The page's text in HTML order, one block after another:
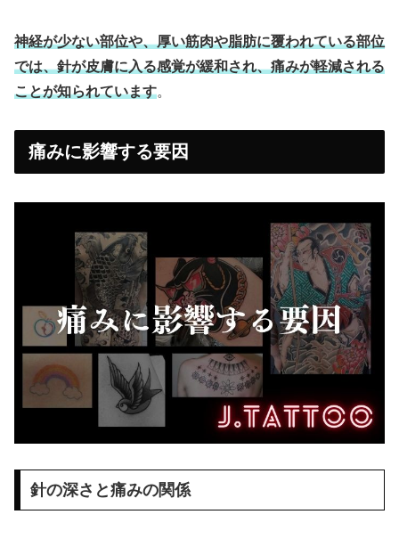
神経が少ない部位や、厚い筋肉や脂肪に覆われている部位
では、針が皮膚に入る感覚が緩和され、痛みが軽減される
ことが知られています。
痛みに影響する要因
針の深さと痛みの関係